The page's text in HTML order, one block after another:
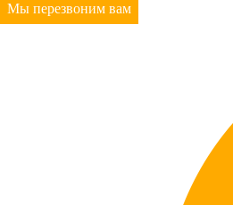
Мы перезвоним вам